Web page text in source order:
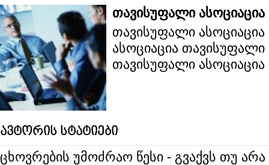
თავისუფალი ასოციაცია
თავისუფალი
ასოციაცია თავისუფალი
თავისუფალი ასოციაცია
ავტორის სტატიები
ცხოვრების უმოძრაო წესი - გვაქვს თუ არა